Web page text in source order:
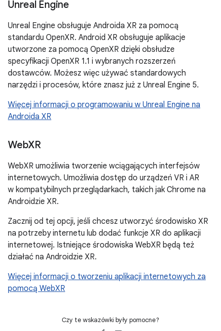
Unreal Engine
Unreal Engine obsługuje Androida XR za pomocą
standardu OpenXR. Android XR obsługuje aplikacje
utworzone za pomocą OpenXR dzięki obsłudze
specyfikacji OpenXR 1.1 i wybranych rozszerzeń
dostawców. Możesz więc używać standardowych
narzędzi i procesów, które znasz już z Unreal Engine 5.
Więcej informacji o programowaniu w Unreal Engine na
Androida XR
WebXR
WebXR umożliwia tworzenie wciągających interfejsów
internetowych. Umożliwia dostęp do urządzeń VR i AR
w kompatybilnych przeglądarkach, takich jak Chrome na
Androidzie XR.
Zacznij od tej opcji, jeśli chcesz utworzyć środowisko XR
na potrzeby internetu lub dodać funkcje XR do aplikacji
internetowej. Istniejące środowiska WebXR będą też
działać na Androidzie XR.
Więcej informacji o tworzeniu aplikacji internetowych za
pomocą WebXR
Czy te wskazówki były pomocne?